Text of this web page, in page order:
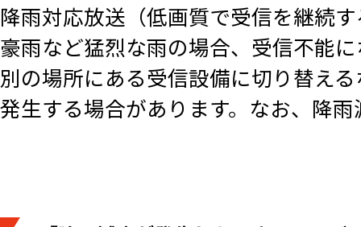
降雨対応放送（低画質で受信を継続
豪雨など猛烈な雨の場合、受信不能
別の場所にある受信設備に切り替え
発生する場合があります。なお、降